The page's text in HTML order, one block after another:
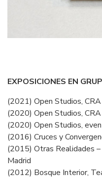
EXPOSICIONES EN
(2021) Open Studios,
(2020) Open Studios,
(2020) Open Studios,
(2016) Cruces y
(2015) Otras Realidades
Madrid
(2012) Bosque Interior,